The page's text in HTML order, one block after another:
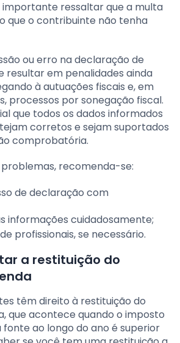
importante ressaltar que a multa
que o contribuinte não tenha
ou erro na declaração de
resultar em penalidades ainda
à autuações fiscais e, em
processos por sonegação fiscal.
que todos os dados informados
corretos e sejam suportados
comprobatória.
recomenda-se:
de declaração com
informações cuidadosamente;
profissionais, se necessário.
a restituição do
têm direito à restituição do
que acontece quando o imposto
ao longo do ano é superior